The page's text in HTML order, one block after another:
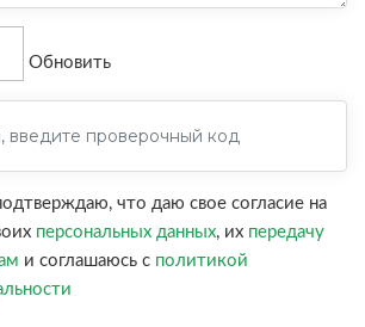
Обновить
что даю свое согласие на
персональных данных, их передачу
и соглашаюсь с политикой